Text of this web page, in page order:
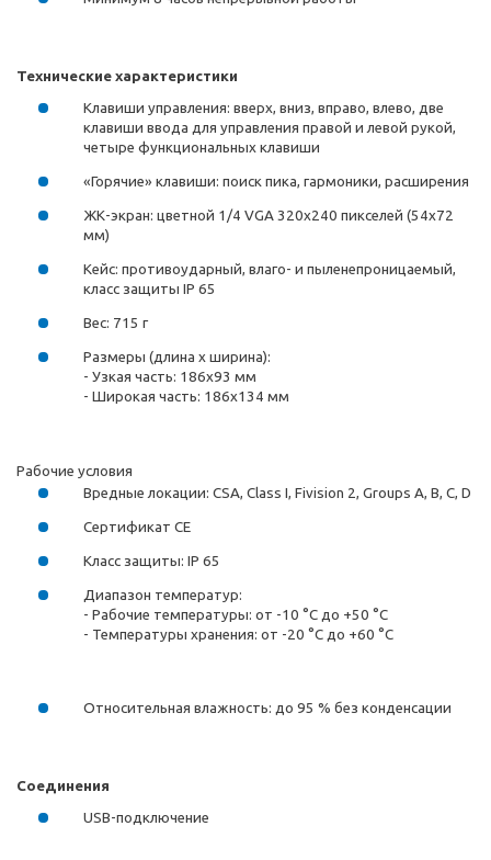
Технические характеристики
Клавиши управления: вверх, вниз, вправо, влево, две
клавиши ввода для управления правой и левой рукой,
четыре функциональных клавиши
«Горячие» клавиши: поиск пика, гармоники, расширения
ЖК-экран: цветной 1/4 VGA 320х240 пикселей (54х72
мм)
Кейс: противоударный, влаго- и пыленепроницаемый,
класс защиты IP 65
Вес: 715 г
Размеры (длина х ширина):
- Узкая часть: 186х93 мм
- Широкая часть: 186х134 мм
Рабочие условия
Вредные локации: CSA, Class I, Fivision 2, Groups A, B, C, D
Сертификат CE
Класс защиты: IP 65
Диапазон температур:
- Рабочие температуры: от -10 °С до +50 °С
- Температуры хранения: от -20 °С до +60 °С
Относительная влажность: до 95 % без конденсации
Соединения
USB-подключение